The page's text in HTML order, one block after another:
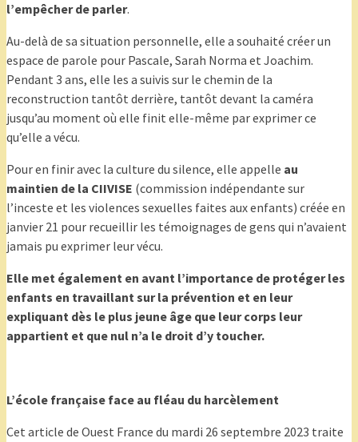
l’empêcher de parler.
Au-delà de sa situation personnelle, elle a souhaité créer un
espace de parole pour Pascale, Sarah Norma et Joachim.
Pendant 3 ans, elle les a suivis sur le chemin de la
reconstruction tantôt derrière, tantôt devant la caméra
jusqu’au moment où elle finit elle-même par exprimer ce
qu’elle a vécu.
Pour en finir avec la culture du silence, elle appelle au
maintien de la CIIVISE (commission indépendante sur
l’inceste et les violences sexuelles faites aux enfants) créée en
janvier 21 pour recueillir les témoignages de gens qui n’avaient
jamais pu exprimer leur vécu.
Elle met également en avant l’importance de protéger les
enfants en travaillant sur la prévention et en leur
expliquant dès le plus jeune âge que leur corps leur
appartient et que nul n’a le droit d’y toucher.
L’école française face au fléau du harcèlement
Cet article de Ouest France du mardi 26 septembre 2023 traite